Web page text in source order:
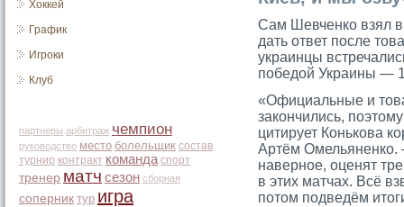
Хоккей
График
Игроки
Клуб
партнеры арбитраж чемпион
руководство место болельщик состав
турнир контракт команда спорт
тренер матч сезон сборная
соперник тур игра
Сам Шевченко взял
дать ответ после
украинцы
победой Украины —
«Официальные и
закончились,
цитирует Конькова
Артём Омельяненко.
наверное, оценят
в этих матчах. Всё
потοм подведём